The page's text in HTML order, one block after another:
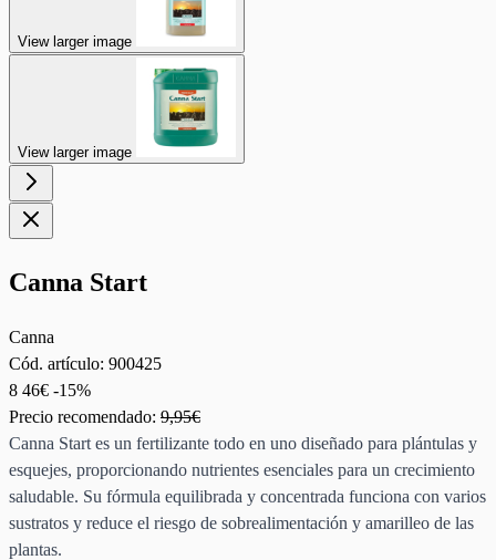
View larger image
View larger image
Canna Start
Canna
Cód. artículo: 900425
8 46€ -15%
Precio recomendado: 9,95€
Canna Start es un fertilizante todo en uno diseñado para plántulas y
esquejes, proporcionando nutrientes esenciales para un crecimiento
saludable. Su fórmula equilibrada y concentrada funciona con varios
sustratos y reduce el riesgo de sobrealimentación y amarilleo de las
plantas.